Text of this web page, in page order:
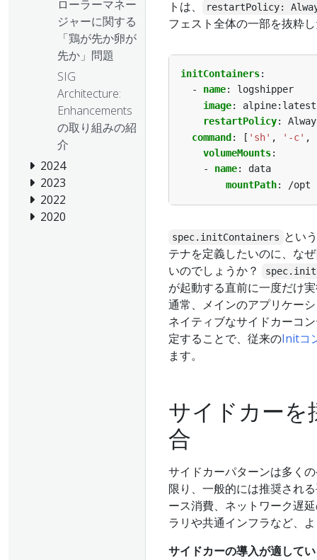
ローラーマネー
ジャーに関する
「鶏が先か卵が
先か」問題
SIG
Architecture:
Enhancements
の取り組みの紹
介
2024
2023
2022
2020
トは、 restartPolicy:
フェスト全体の一部を抜粋
initContainers:
- name:
logshipper
image:
alpine:latest
restartPolicy:
command: [ 'sh' , '-c' ,
volumeMounts:
- name:
data
mountPath: /opt
spec.initContainers とい
テナを定義したいのに、なぜ
いのでしょうか？
が起動する直前に一度だけ
通常、メインのアプリケー
ネイティブなサイドカーコ
定することで、従来のInitコ
ます。
サイドカーを
合
サイドカーパターンは多く
限り、一般的には推奨され
ース消費、ネットワーク遅
ラリや共通インフラなど、
サイドカーの導入が適して